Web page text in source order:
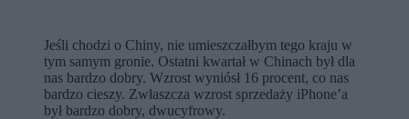
Jeśli chodzi o Chiny, nie umieszczałbym tego kraju w
tym samym gronie. Ostatni kwartał w Chinach był dla
nas bardzo dobry. Wzrost wyniósł 16 procent, co nas
bardzo cieszy. Zwłaszcza wzrost sprzedaży iPhone’a
był bardzo dobry, dwucyfrowy.